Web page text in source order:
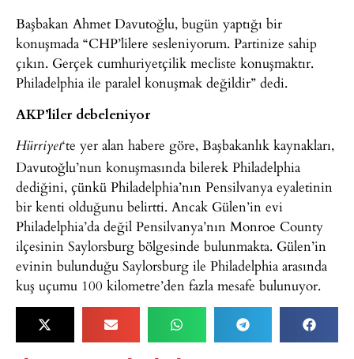
Başbakan Ahmet Davutoğlu, bugün yaptığı bir
konuşmada “CHP’lilere sesleniyorum. Partinize sahip
çıkın. Gerçek cumhuriyetçilik mecliste konuşmaktır.
Philadelphia ile paralel konuşmak değildir” dedi.
AKP’liler debeleniyor
Hürriyet‘te yer alan habere göre, Başbakanlık kaynakları,
Davutoğlu’nun konuşmasında bilerek Philadelphia
dediğini, çünkü Philadelphia’nın Pensilvanya eyaletinin
bir kenti olduğunu belirtti. Ancak Gülen’in evi
Philadelphia’da değil Pensilvanya’nın Monroe County
ilçesinin Saylorsburg bölgesinde bulunmakta. Gülen’in
evinin bulunduğu Saylorsburg ile Philadelphia arasında
kuş uçumu 100 kilometre’den fazla mesafe bulunuyor.